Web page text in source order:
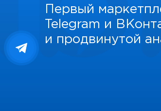
Первый
Telegram и
и продвинутой